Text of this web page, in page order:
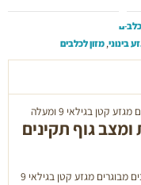
כלבים
בינוני,מזון לכלבים
גוף תקינים
פרו פלאן OPTI AGE , מזון יבש מלא המותאם לכלבים מבוגרים מגזע קטן בגילאי 9